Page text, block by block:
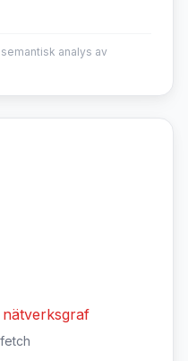
analys av
nätverksgraf